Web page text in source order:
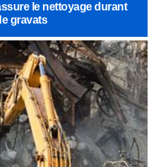
le nettoyage durant
gravats